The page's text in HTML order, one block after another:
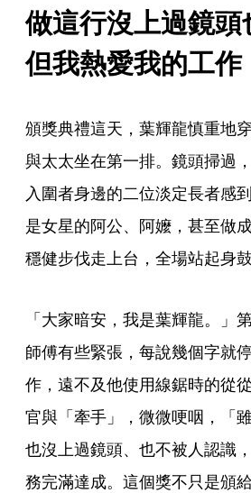
做這行沒上過鏡頭
但我熱愛我的工作
頒獎典禮這天，葉輝龍慎重地
與太太坐在第一排。鏡頭掃過
入圍者身邊的二位淡定長者感
是女星的阿公、阿嬤，甚至做
穩健步伐走上台，全場站起身鼓
「大家暗安，我是葉輝龍。」
師傅有些緊張，每說幾個字就
作，遠不及他使用線鋸時的從
官與「牽手」，微微哽咽，「
也沒上過鏡頭、也不被人認識
務完滿達成。這個獎不只是頒